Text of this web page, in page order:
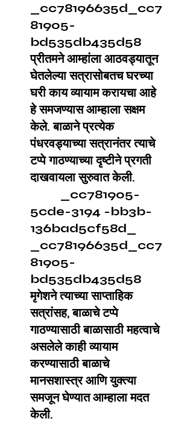
_cc78196635d_cc7
81905-
bd535db435d58
प्रीतमने आम्हांला आठवड्यातून
घेतलेल्या सत्रासोबतच घरच्या
घरी काय व्यायाम करायचा आहे
हे समजण्यास आम्हाला सक्षम
केले. बाळाने प्रत्येक
पंधरवड्याच्या सत्रानंतर त्याचे
टप्पे गाठण्याच्या दृष्टीने प्रगती
दाखवायला सुरुवात केली.
_cc781905-
5cde-3194 -bb3b-
136bad5cf58d_
_cc78196635d_cc7
81905-
bd535db435d58
मृगेशने त्याच्या साप्ताहिक
सत्रांसह, बाळाचे टप्पे
गाठण्यासाठी बाळासाठी महत्वाचे
असलेले काही व्यायाम
करण्यासाठी बाळाचे
मानसशास्त्र आणि युक्त्या
समजून घेण्यात आम्हाला मदत
केली.